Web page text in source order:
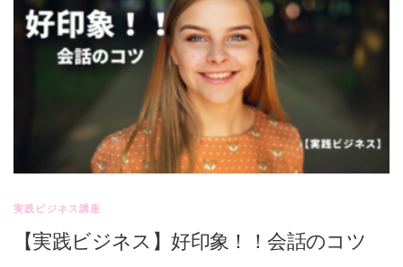
実践ビジネス講座
【実践ビジネス】好印象！！会話のコツ